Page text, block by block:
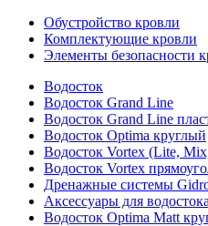
Обустройство кровли
Комплектующие кровли
Элементы безопасности
Водосток
Водосток Grand Line
Водосток Grand Line
Водосток Optima круглый
Водосток Vortex (Lite,
Водосток Vortex
Дренажные системы
Аксессуары для водостока
Водосток Optima Matt